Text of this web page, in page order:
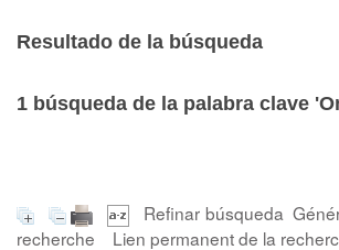
Resultado de la búsqueda
1 búsqueda de la palabra clave
Refinar búsqueda
recherche
Lien permanent de la